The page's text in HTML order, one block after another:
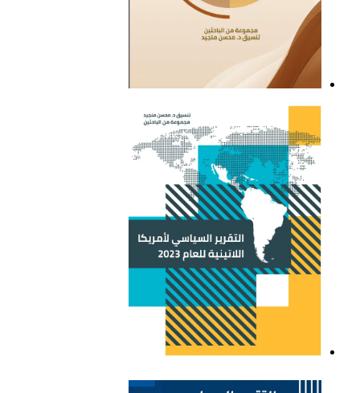
التقرير السياسي لأمريكا
اللاتينية للعام 2023